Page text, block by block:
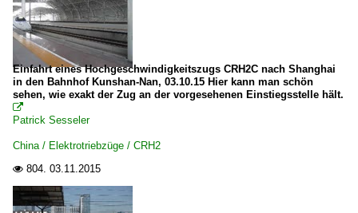
Einfahrt eines Hochgeschwindigkeitszugs CRH2C nach Shanghai
in den Bahnhof Kunshan-Nan, 03.10.15 Hier kann man schön
sehen, wie exakt der Zug an der vorgesehenen Einstiegsstelle hält.

Patrick Sesseler
China / Elektrotriebzüge / CRH2
 804. 03.11.2015